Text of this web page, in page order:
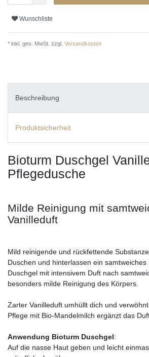
Wunschliste
* inkl. ges. MwSt. zzgl. Versandkosten
Beschreibung
Produktsicherheit
Bioturm Duschgel
Pflegedusche
Milde Reinigung mit
Vanilleduft
Mild reinigende und rückfettende
Duschen und hinterlassen ein
Duschgel mit intensivem Duft nach
besonders milde Reinigung des Körpers.
Zarter Vanilleduft umhüllt dich und
Pflege mit Bio-Mandelmilch ergänzt das
Anwendung Bioturm Duschgel:
Auf die nasse Haut geben und leicht